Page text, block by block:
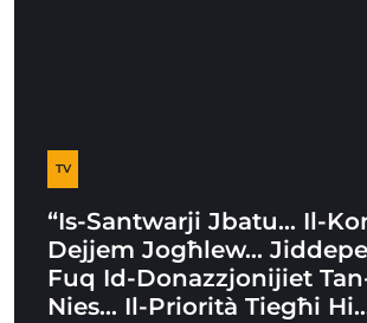
TV
“Is-Santwarji Jbatu… Il-
Dejjem Jogħlew…
Fuq Id-Donazzjonijiet
Nies… Il-Priorità Tiegħi